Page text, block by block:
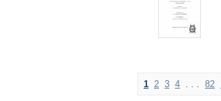
1 2 3 4 . . . 82